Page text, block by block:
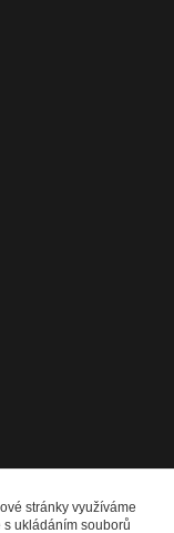
stránky využíváme
ukládáním souborů